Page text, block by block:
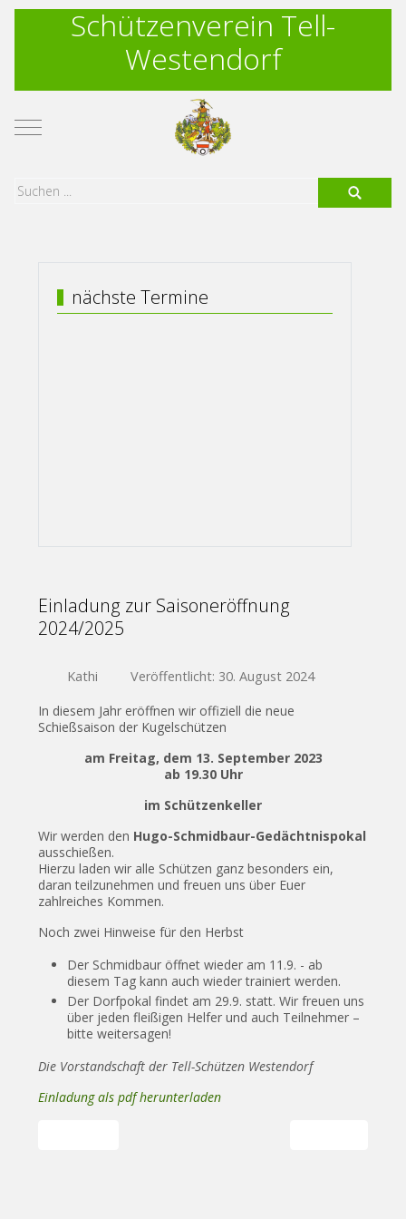
Schützenverein Tell-
Westendorf
Mobile Menu Toggle
nächste Termine
Einladung zur Saisoneröffnung
2024/2025
Kathi
Veröffentlicht: 30. August 2024
In diesem Jahr eröffnen wir offiziell die neue
Schießsaison der Kugelschützen
am Freitag, dem 13. September 2023
ab 19.30 Uhr
im Schützenkeller
Wir werden den Hugo-Schmidbaur-Gedächtnispokal
ausschießen.
Hierzu laden wir alle Schützen ganz besonders ein,
daran teilzunehmen und freuen uns über Euer
zahlreiches Kommen.
Noch zwei Hinweise für den Herbst
Der Schmidbaur öffnet wieder am 11.9. - ab
diesem Tag kann auch wieder trainiert werden.
Der Dorfpokal findet am 29.9. statt. Wir freuen uns
über jeden fleißigen Helfer und auch Teilnehmer –
bitte weitersagen!
Die Vorstandschaft der Tell-Schützen Westendorf
Einladung als pdf herunterladen